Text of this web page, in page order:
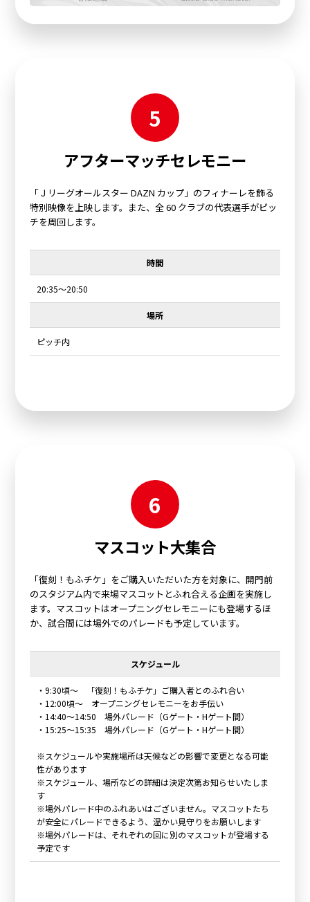
5
アフターマッチセレモニー
「Ｊリーグオールスター DAZN カップ」のフィナーレを飾る
特別映像を上映します。また、全 60 クラブの代表選手がピッ
チを周回します。
時間
20:35～20:50
場所
ピッチ内
6
マスコット大集合
「復刻！もふチケ」をご購入いただいた方を対象に、開門前
のスタジアム内で来場マスコットとふれ合える企画を実施し
ます。マスコットはオープニングセレモニーにも登場するほ
か、試合間には場外でのパレードも予定しています。
スケジュール
・9:30頃～ 「復刻！もふチケ」ご購入者とのふれ合い
・12:00頃～ オープニングセレモニーをお手伝い
・14:40～14:50 場外パレード（Gゲート・Hゲート間）
・15:25～15:35 場外パレード（Gゲート・Hゲート間）
※スケジュールや実施場所は天候などの影響で変更となる可能
性があります
※スケジュール、場所などの詳細は決定次第お知らせいたしま
す
※場外パレード中のふれあいはございません。マスコットたち
が安全にパレードできるよう、温かい見守りをお願いします
※場外パレードは、それぞれの回に別のマスコットが登場する
予定です